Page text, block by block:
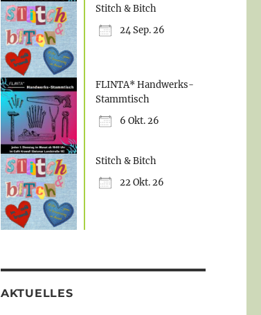
Stitch & Bitch
24 Sep. 26
FLINTA* Handwerks-
Stammtisch
6 Okt. 26
Stitch & Bitch
22 Okt. 26
AKTUELLES